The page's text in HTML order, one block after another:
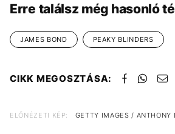
Erre találsz még hasonló
JAMES BOND PEAKY BLINDERS
CIKK MEGOSZTÁSA:
ELŐNÉZETI KÉP: GETTY IMAGES / ANTHONY